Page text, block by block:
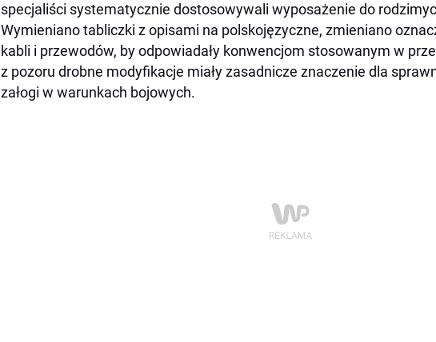
specjaliści systematycznie dostosowywali wyposażenie do
Wymieniano tabliczki z opisami na polskojęzyczne, zmieniano
kabli i przewodów, by odpowiadały konwencjom stosowanym w
z pozoru drobne modyfikacje miały zasadnicze znaczenie dla
załogi w warunkach bojowych.